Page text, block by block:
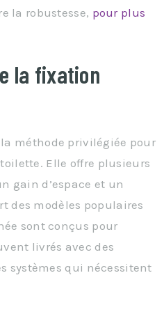
la robustesse, pour plus
la fixation
méthode privilégiée pour
Elle offre plusieurs
gain d’espace et un
des modèles populaires
sont conçus pour
livrés avec des
systèmes qui nécessitent